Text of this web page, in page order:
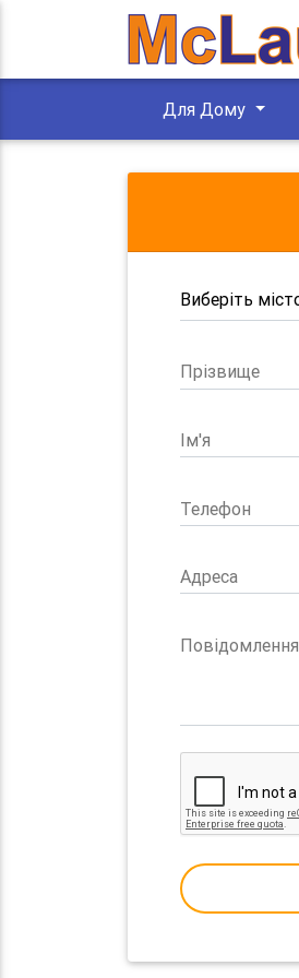
Для Дому
Прізвище
Ім'я
Телефон
Адреса
Повідомлення